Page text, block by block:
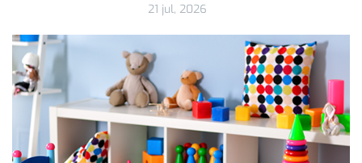
21 jul, 2026